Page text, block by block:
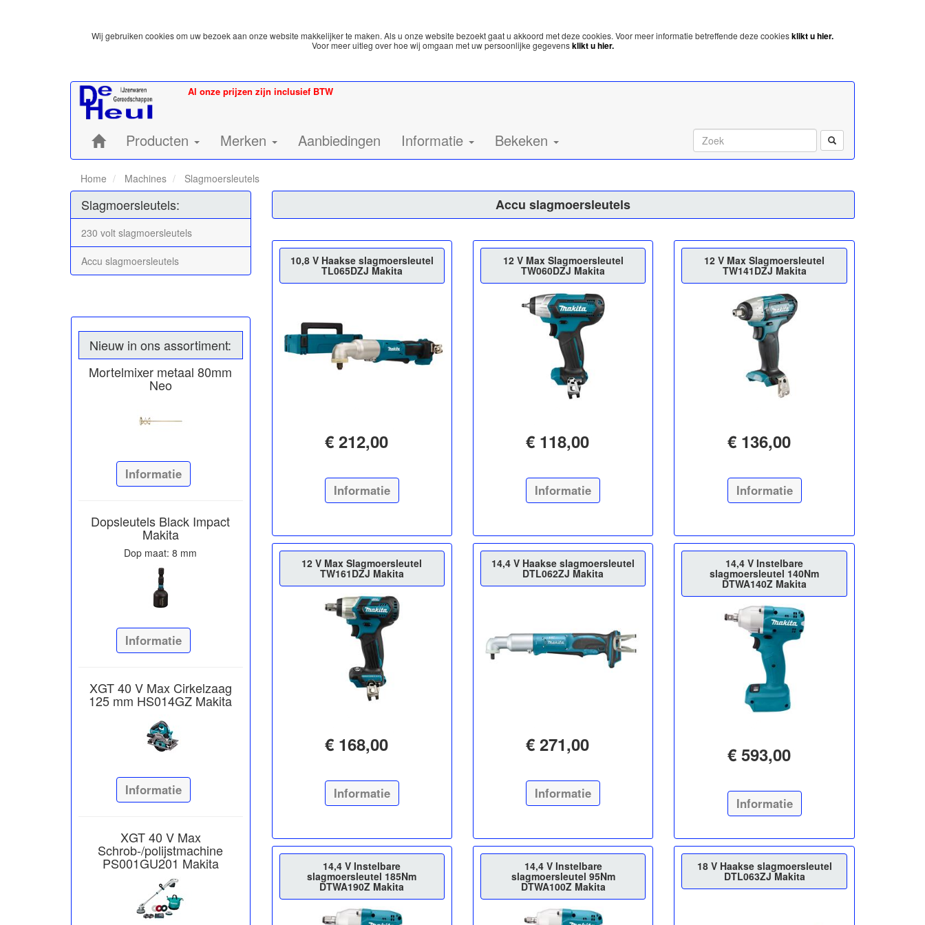
Wij gebruiken cookies om uw bezoek aan onze website makkelijker te maken. Als u onze website bezoekt gaat u akkoord met deze cookies. Voor meer informatie betreffende deze cookiesklikt u hier.
Voor meer uitleg over hoe wij omgaan met uw persoonlijke gegevensklikt u hier.
Al onze prijzen zijn inclusief BTW
Home:Producten Merken Aanbiedingen Informatie Bekeken
Home Machines Slagmoersleutels
Slagmoersleutels:
230 volt slagmoersleutels
Accu slagmoersleutels
Nieuw in ons assortiment:
Mortelmixer metaal 80mm
Neo
Informatie
Dopsleutels Black Impact
Makita
Dop maat: 8 mm
Informatie
XGT 40 V Max Cirkelzaag
125 mm HS014GZ Makita
Informatie
XGT 40 V Max
Schrob-/polijstmachine
PS001GU201 Makita
Accu slagmoersleutels
10,8 V Haakse slagmoersleutel
TL065DZJ Makita
€ 212,00
Informatie
12 V Max Slagmoersleutel
TW060DZJ Makita
€ 118,00
Informatie
12 V Max Slagmoersleutel
TW141DZJ Makita
€ 136,00
Informatie
12 V Max Slagmoersleutel
TW161DZJ Makita
€ 168,00
Informatie
14,4 V Haakse slagmoersleutel
DTL062ZJ Makita
€ 271,00
Informatie
14,4 V Instelbare
slagmoersleutel 140Nm
DTWA140Z Makita
€ 593,00
Informatie
14,4 V Instelbare
slagmoersleutel 185Nm
DTWA190Z Makita
14,4 V Instelbare
slagmoersleutel 95Nm
DTWA100Z Makita
18 V Haakse slagmoersleutel
DTL063ZJ Makita